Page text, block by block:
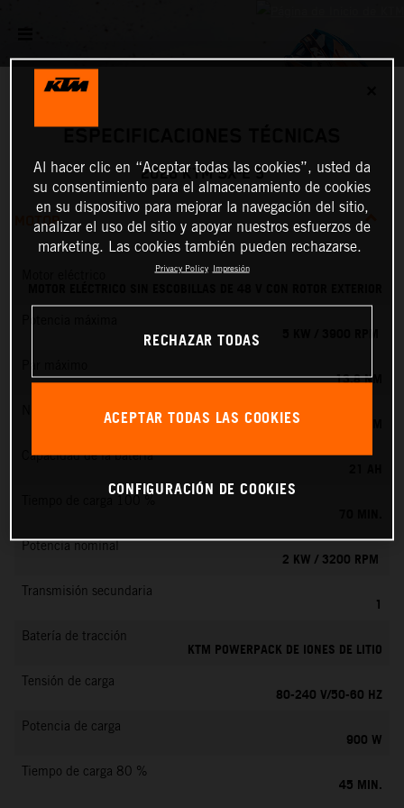
2026 KTM SX-E 5
MOTOR
13.8 NM
Número máx. de revoluciones
Capacidad de la batería
Potencia nominal
2 KW / 3200 RPM
Transmisión secundaria
1
Batería de tracción
KTM POWERPACK DE IONES DE LITIO
Tensión de carga
80-240 V/50-60 HZ
Potencia de carga
900 W
Tiempo de carga 80 %
45 MIN.
Al hacer clic en “Aceptar todas las cookies”, usted da
su consentimiento para el almacenamiento de cookies
en su dispositivo para mejorar la navegación del sitio,
analizar el uso del sitio y apoyar nuestros esfuerzos de
marketing. Las cookies también pueden rechazarse.
Privacy Policy Impresión
RECHAZAR TODAS
ACEPTAR TODAS LAS COOKIES
CONFIGURACIÓN DE COOKIES